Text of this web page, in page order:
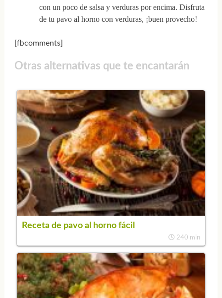
con un poco de salsa y verduras por encima. Disfruta
de tu pavo al horno con verduras, ¡buen provecho!
[fbcomments]
Otras alternativas que te encantarán
Receta de pavo al horno fácil
240 min